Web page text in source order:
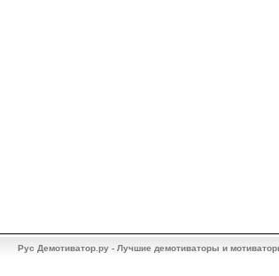
Рус Демотиватор.ру - Лучшие демотиваторы и